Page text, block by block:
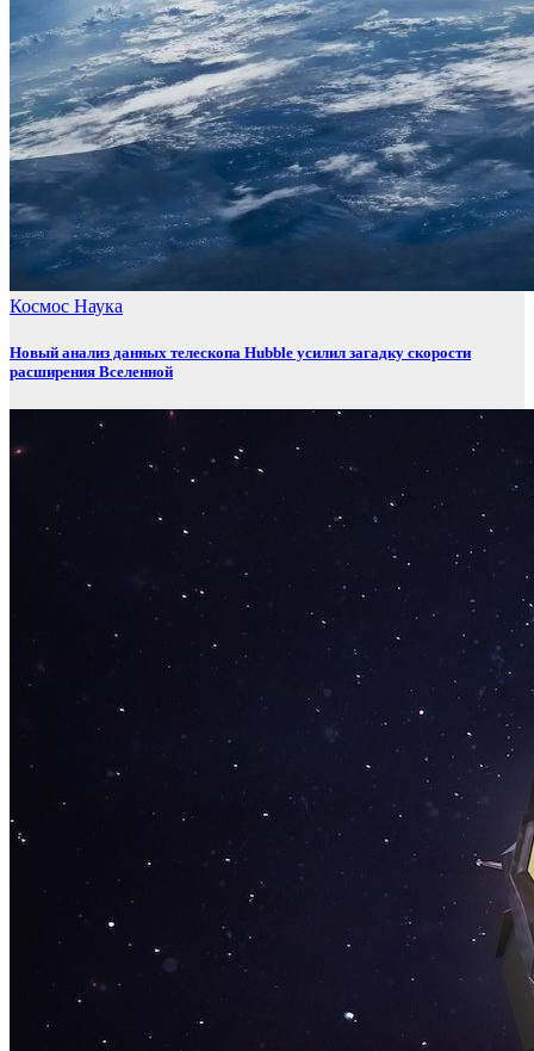
Космос Наука
Новый анализ данных телескопа Hubble усилил загадку скорости
расширения Вселенной